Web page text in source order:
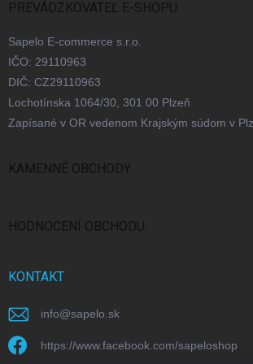
PREVÁDZKOVATEĽ E-SHOPU
Sapelo E-commerce s.r.o.
IČO: 29110963
DIČ: CZ29110963
Lochotínska 1064/30, 301 00 Plzeň
Zapísané v OR vedenom Krajským súdom v
KAMENNÉ OBCHODY
HODNOCENÍ OBCHODU
KONTAKT
info@sapelo.sk
https://www.facebook.com/sapeloshop